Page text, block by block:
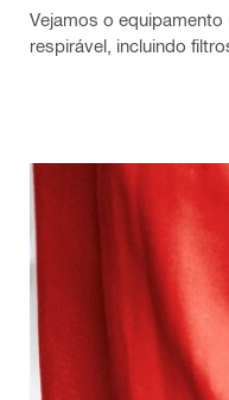
Vejamos o
respirável, incluindo